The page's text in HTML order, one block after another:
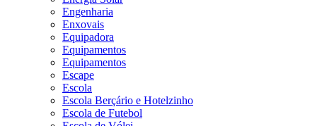
Engenharia
Enxovais
Equipadora
Equipamentos
Equipamentos
Escape
Escola
Escola Berçário e Hotelzinho
Escola de Futebol